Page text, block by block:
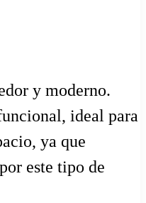
y moderno.
ideal para
ya que
este tipo de